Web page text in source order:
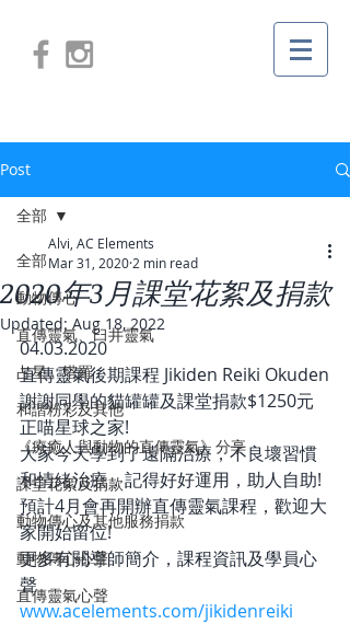
Post
全部
動物傳心
直傳靈氣、臼井靈氣
占星、塔羅
和諧粉彩及其他
《療癒人與動物的直傳靈氣》分享
課堂花絮及捐款
動物傳心及其他服務捐款
動物傳心心聲
直傳靈氣心聲
全部
2020年3月課堂花絮及捐款
Alvi, AC Elements
Mar 31, 2020 2 min read
Updated: Aug 18, 2022
04.03.2020
直傳靈氣後期課程 Jikiden Reiki Okuden
謝謝同學的貓罐罐及課堂捐款$1250元
正喵星球之家!
大家今天學到了遠隔治療，不良壞習慣
和情緒治療，記得好好運用，助人自助!
預計4月會再開辦直傳靈氣課程，歡迎大
家開始留位!
更多有關導師簡介，課程資訊及學員心
聲
www.acelements.com/jikidenreiki